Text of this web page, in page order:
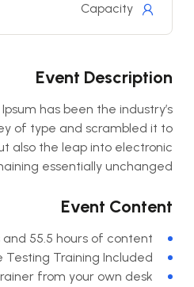
Capacity
Event Description
has been the industry’s
of type and scrambled it to
also the leap into electronic
essentially unchanged.
Event Content
55.5 hours of content!
Testing Training Included.
from your own desk.